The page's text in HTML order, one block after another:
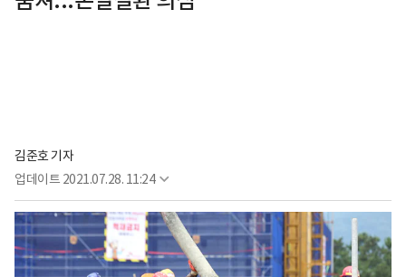
김준호 기자
업데이트 2021.07.28. 11:24